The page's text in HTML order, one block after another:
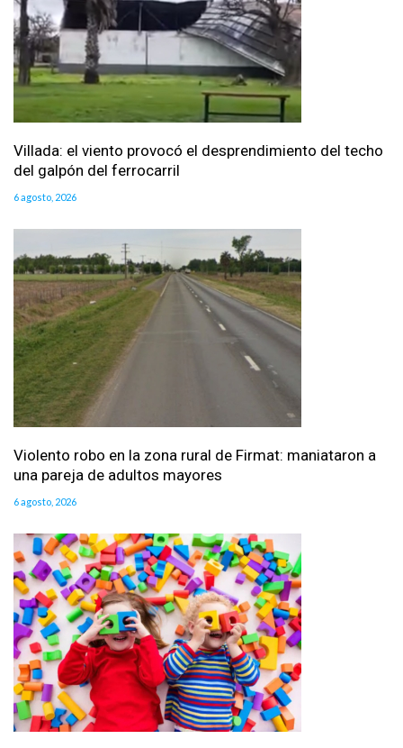
Villada: el viento provocó el desprendimiento del techo
del galpón del ferrocarril
6 agosto, 2026
Violento robo en la zona rural de Firmat: maniataron a
una pareja de adultos mayores
6 agosto, 2026